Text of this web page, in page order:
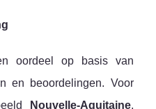
oordeel op basis van
en beoordelingen. Voor
Nouvelle-Aquitaine,